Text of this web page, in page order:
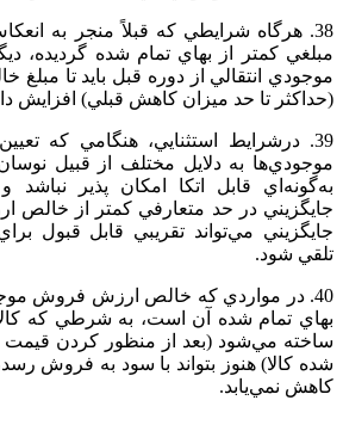
38. هرگاه‌ شرايطي‌ كه‌ قبلاً منجر به‌
مبلغي‌ كمتر از بهاي‌ تمام‌ شده‌ گرديده‌،
موجودي‌ انتقالي‌ از دوره‌ قبل‌ بايد تا
(حداكثر تا حد ميزان‌ كاهش‌ قبلي‌) افزايش‌
39. درشرايط‌ استثنايي‌، هنگامي‌ كه‌
موجودي‌ها به‌ دلايل‌ مختلف‌ از قبيل‌
به‌گونه‌اي‌ قابل‌ اتكا امكان‌ پذير
جايگزيني‌ در حد متعارفي‌ كمتر از خالص‌
جايگزيني‌ مي‌تواند تقريبي‌ قابل‌ قبول‌
تلقي‌ شود.
40. در مواردي‌ كه‌ خالص‌ ارزش‌ فروش‌
بهاي‌ تمام‌ شده‌ آن‌ است‌، به شرطي‌ كه‌
ساخته‌ مي‌شود (بعد از منظور كردن‌ قيمت‌
شده‌ كالا) هنوز بتواند با سود به‌ فروش‌
كاهش‌ نمي‌يابد.